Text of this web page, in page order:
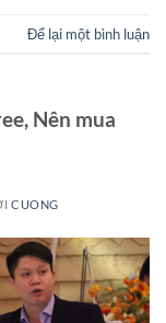
Để lại một bình luận
Nên mua
CUONG